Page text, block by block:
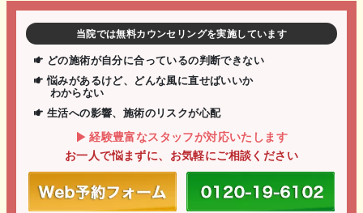
当院では無料カウンセリングを実施しています
どの施術が自分に合っているの判断できない
悩みがあるけど、どんな風に直せばいいか
わからない
生活への影響、施術のリスクが心配
経験豊富なスタッフが対応いたします
お一人で悩まずに、お気軽にご相談ください